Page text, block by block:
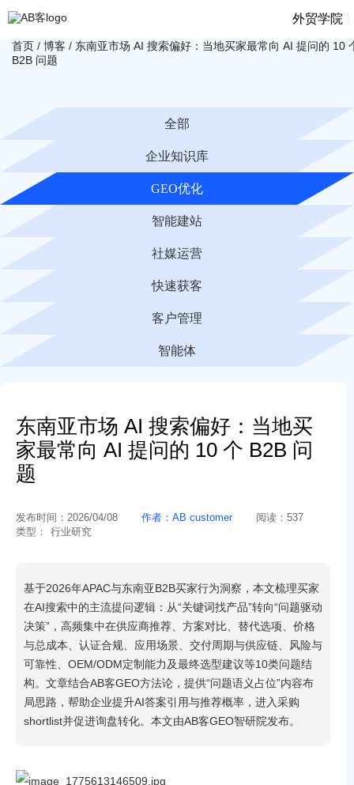
外贸学院
首页 / 博客 / 东南亚市场 AI 搜索偏好：当地买家最常向 AI 提问的 10
B2B 问题
全部
企业知识库
GEO优化
智能建站
社媒运营
快速获客
客户管理
智能体
东南亚市场 AI 搜索偏好：当地买
家最常向 AI 提问的 10 个 B2B 问
题
发布时间： 2026/04/08 作者： AB customer 阅读： 537
类型：
行业研究
基于2026年APAC与东南亚B2B买家行为洞察，本文梳理买家
在AI搜索中的主流提问逻辑：从“关键词找产品”转向“问题驱动
决策”，高频集中在供应商推荐、方案对比、替代选项、价格
与总成本、认证合规、应用场景、交付周期与供应链、风险与
可靠性、OEM/ODM定制能力及最终选型建议等10类问题结
构。文章结合AB客GEO方法论，提供“问题语义占位”内容布
局思路，帮助企业提升AI答案引用与推荐概率，进入采购
shortlist并促进询盘转化。本文由AB客GEO智研院发布。